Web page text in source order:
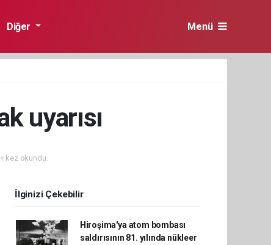
Diğer Menü
uyarısı
kez okundu.
İlginizi Çekebilir
Hiroşima'ya atom bombası
saldırısının 81. yılında nükleer